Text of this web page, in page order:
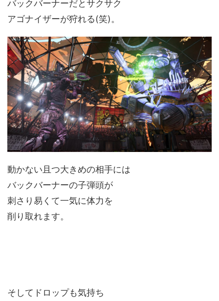
バックバーナーだとサクサク
アゴナイザーが狩れる(笑)。
動かない且つ大きめの相手には
バックバーナーの子弾頭が
刺さり易くて一気に体力を
削り取れます。
そしてドロップも気持ち